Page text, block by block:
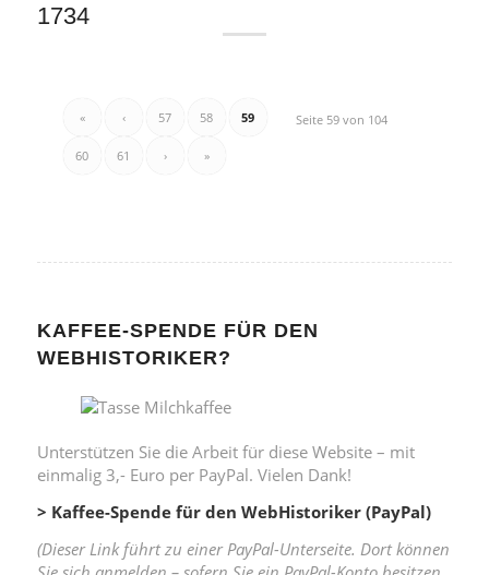
1734
Seite 59 von 104
« ‹ 57 58 59
60 61 › »
KAFFEE-SPENDE FÜR DEN
WEBHISTORIKER?
Unterstützen Sie die Arbeit für diese Website – mit
einmalig 3,- Euro per PayPal. Vielen Dank!
> Kaffee-Spende für den WebHistoriker (PayPal)
(Dieser Link führt zu einer PayPal-Unterseite. Dort können